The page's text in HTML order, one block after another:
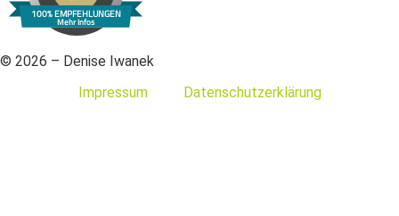
100% EMPFEHLUNGEN
Mehr Infos
© 2026 – Denise Iwanek
Impressum
Datenschutzerklärung